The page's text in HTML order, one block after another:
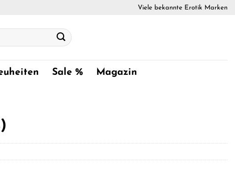
Viele bekannte Erotik Marken
Sale % Magazin